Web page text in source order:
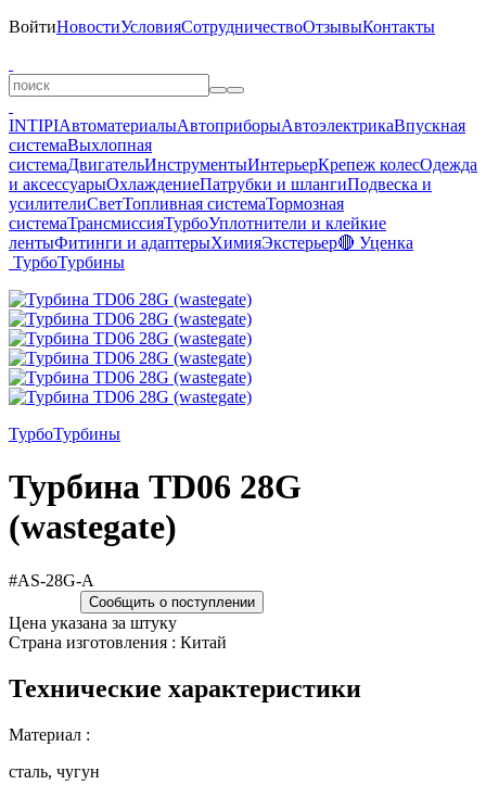
ВойтиНовостиУсловияСотрудничествоОтзывыКонтакты
INTIPIАвтоматериалыАвтоприборыАвтоэлектрикаВпускная
системаВыхлопная
системаДвигательИнструментыИнтерьерКрепеж колесОдежда
и аксессуарыОхлаждениеПатрубки и шлангиПодвеска и
усилителиСветТопливная системаТормозная
системаТрансмиссияТурбоУплотнители и клейкие
лентыФитинги и адаптерыХимияЭкстерьер🔴 Уценка
ТурбоТурбины
ТурбоТурбины
Турбина TD06 28G
(wastegate)
#AS-28G-A
Сообщить о поступлении
Цена указана за штуку
Страна изготовления : Китай
Технические характеристики
Материал :
сталь, чугун